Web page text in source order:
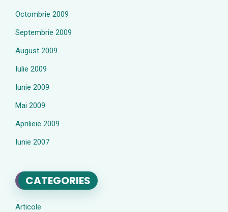
Octombrie 2009
Septembrie 2009
August 2009
Iulie 2009
Iunie 2009
Mai 2009
Aprilieie 2009
Iunie 2007
CATEGORIES
Articole